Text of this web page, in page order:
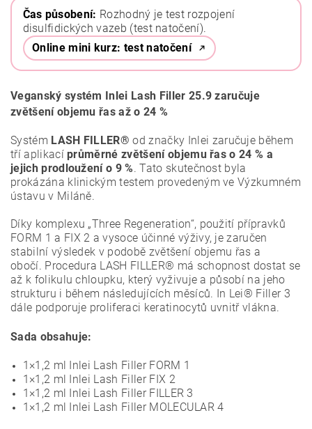
Čas působení: Rozhodný je test rozpojení
disulfidických vazeb (test natočení).
Online mini kurz: test natočení
Veganský systém Inlei Lash Filler 25.9 zaručuje
zvětšení objemu řas až o 24 %
Systém LASH FILLER®od značky Inlei zaručuje během
tří aplikacíprůměrné zvětšení objemu řas o 24 % a
jejich prodloužení o 9 %. Tato skutečnost byla
prokázána klinickým testem provedeným ve Výzkumném
ústavu v Miláně.
Díky komplexu „Three Regeneration“, použití přípravků
FORM 1 a FIX 2 a vysoce účinné výživy, je zaručen
stabilní výsledek v podobě zvětšení objemu řas a
obočí. Procedura LASH FILLER® má schopnost dostat se
až k folikulu chloupku, který vyživuje a působí na jeho
strukturu i během následujících měsíců. In Lei® Filler 3
dále podporuje proliferaci keratinocytů uvnitř vlákna.
Sada obsahuje:
1×1,2 ml Inlei Lash Filler FORM 1
1×1,2 ml Inlei Lash Filler FIX 2
1×1,2 ml Inlei Lash Filler FILLER 3
1×1,2 ml Inlei Lash Filler MOLECULAR 4